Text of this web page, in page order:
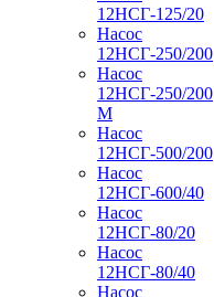
12НСГ-125/20
Насос
12НСГ-250/200
Насос
12НСГ-250/200
М
Насос
12НСГ-500/200
Насос
12НСГ-600/40
Насос
12НСГ-80/20
Насос
12НСГ-80/40
Насос